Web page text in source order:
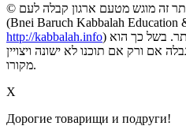
© כל הזכויות שמורות החומר באתר זה מוגש מטעם ארגון קבלה לעם
(Bnei Baruch Kabbalah Education
http://kabbalah.info) למען תיקון העולם ולחיים טובים יותר. בשל כך הוא
אם ורק אם תוכנו לא ישונה ויצויין
מקורו.
X
Дорогие товарищи и подруги!